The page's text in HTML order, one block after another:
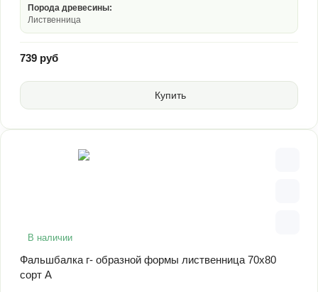
Порода древесины:
Лиственница
739 руб
Купить
В наличии
Фальшбалка г- образной формы лиственница 70х80
сорт А